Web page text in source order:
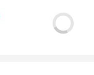
impresionistas